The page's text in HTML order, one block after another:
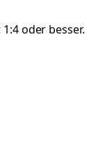
oder besser.